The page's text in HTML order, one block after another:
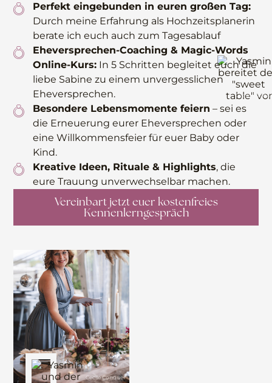
Cecile Conquer
Cecile
Perfekt eingebunden in euren großen Tag:
Durch meine Erfahrung als Hochzeitsplanerin
berate ich euch auch zum Tagesablauf
Eheversprechen-Coaching & Magic-Words
Online-Kurs:In 5 Schritten begleitet euch die
liebe Sabine zu einem unvergesslichen
Eheversprechen.
Besondere Lebensmomente feiern – sei es
die Erneuerung eurer Eheversprechen oder
eine Willkommensfeier für euer Baby oder
Kind.
Kreative Ideen, Rituale & Highlights, die
eure Trauung unverwechselbar machen.
Vereinbart jetzt euer kostenfreies
Kennenlerngespräch